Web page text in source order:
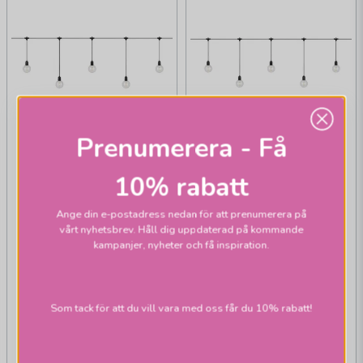
ljusslinga 10L
ljusslinga 10L
Prenumerera - Få
10% rabatt
Ange din e-postadress nedan för att prenumerera på
vårt nyhetsbrev. Håll dig uppdaterad på kommande
kampanjer, nyheter och få inspiration.
Som tack för att du vill vara med oss får du 10% rabatt!